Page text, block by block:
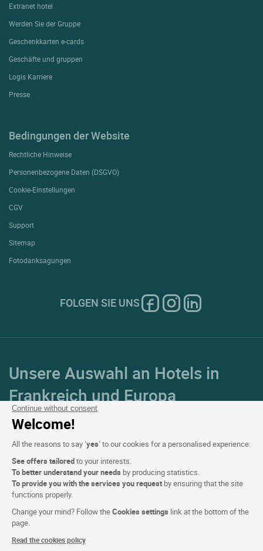
Continue without consent
Welcome!
All the reasons to say ‘yes’ to our cookies for a personalised experience:
See offers tailoredto your interests.
To better understand your needs by producing statistics.
To provide you with the services you request by ensuring that the site
functions properly.
Change your mind? Follow theCookies settings link at the bottom of the
page.
Read the cookies policy
Extranet hotel
Werden Sie der Gruppe
Geschenkkarten e-cards
Geschäfte und gruppen
Logis Karriere
Presse
Bedingungen der Website
Rechtliche Hinweise
Personenbezogene Daten (DSGVO)
Cookie-Einstellungen
CGV
Support
Sitemap
Fotodanksagungen
FOLGEN SIE UNS
Unsere Auswahl an Hotels in
Frankreich und Europa
Top Länder
Top Regionen
Top Städte
Top Hotels